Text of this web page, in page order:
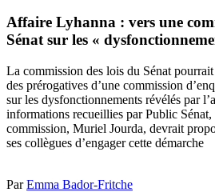
Affaire Lyhanna : vers une
Sénat sur les «
La commission des lois du Sénat
des prérogatives d’une commission
sur les dysfonctionnements révélés par
informations recueillies par Public Sénat,
commission, Muriel Jourda, devrait
ses collègues d’engager cette démarche
ParEmma Bador-Fritche